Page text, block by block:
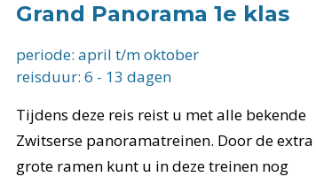
Grand Panorama 1e klas
periode: april t/m oktober
reisduur: 6 - 13 dagen
Tijdens deze reis reist u met alle bekende
Zwitserse panoramatreinen. Door de extra
grote ramen kunt u in deze treinen nog